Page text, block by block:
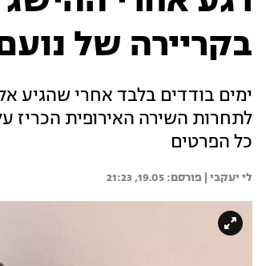
בקריירה של
לתחרות השירה האירופית הכריז
כל הפרטים
לי יעקבי | 19.05, 21:23